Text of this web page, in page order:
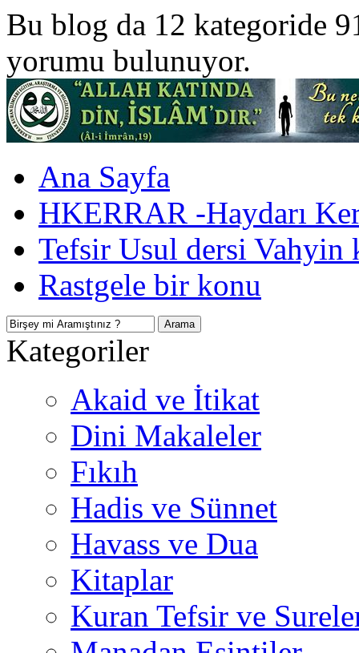
Bu blog da 12 kategoride
yorumu bulunuyor.
Ana Sayfa
HKERRAR -Haydarı
Tefsir Usul dersi Vahyin
Rastgele bir konu
Kategoriler
Akaid ve İtikat
Dini Makaleler
Fıkıh
Hadis ve Sünnet
Havass ve Dua
Kitaplar
Kuran Tefsir ve